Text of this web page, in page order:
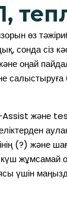
өз
сонда сіз
оңай
және
(?) және
жұмсамай
үшін